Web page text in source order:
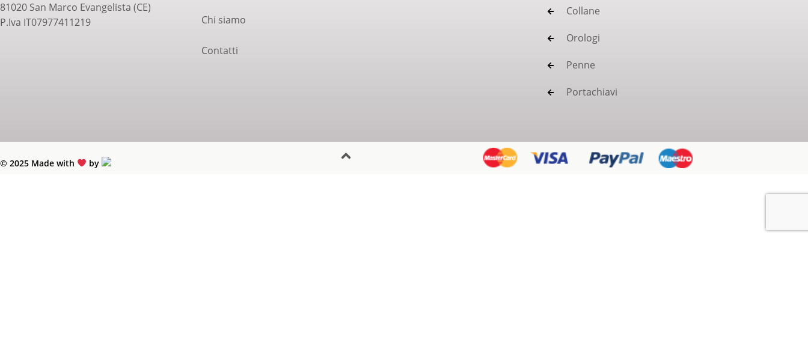
81020 San Marco Evangelista (CE)
P.Iva IT07977411219
Chi siamo
Contatti
Collane
Orologi
Penne
Portachiavi
© 2025 Made with by